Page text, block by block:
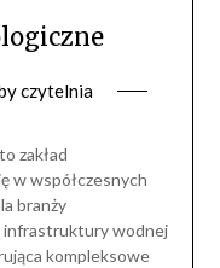
czytelnia
zakład
w współczesnych
branży
infrastruktury wodnej
kompleksowe